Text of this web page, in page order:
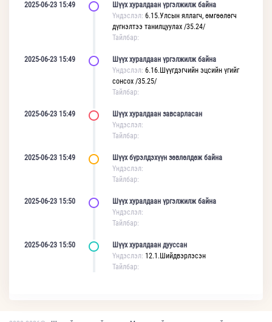
2025-06-23 15:49
Шүүх хуралдаан үргэлжилж байна
Үндэслэл: 6.15.Улсын яллагч, өмгөөлөгч
дүгнэлтээ танилцуулах /35.24/
Тайлбар:
2025-06-23 15:49
Шүүх хуралдаан үргэлжилж байна
Үндэслэл: 6.16.Шүүгдэгчийн эцсийн үгийг
сонсох /35.25/
Тайлбар:
2025-06-23 15:49
Шүүх хуралдаан завсарласан
Үндэслэл:
Тайлбар:
2025-06-23 15:49
Шүүх бүрэлдэхүүн зөвлөлдөж байна
Үндэслэл:
Тайлбар:
2025-06-23 15:50
Шүүх хуралдаан үргэлжилж байна
Үндэслэл:
Тайлбар:
2025-06-23 15:50
Шүүх хуралдаан дууссан
Үндэслэл: 12.1.Шийдвэрлэсэн
Тайлбар: